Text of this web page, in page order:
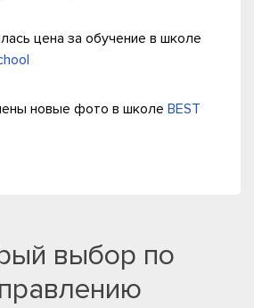
цена за обучение в школе
новые фото в школе BEST
выбор по